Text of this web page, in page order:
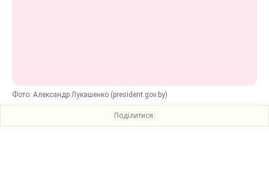
Фото: Александр Лукашенко (president.gov.by)
Поділитися: